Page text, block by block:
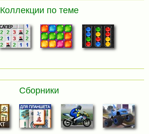
Коллекции по теме
Сборники